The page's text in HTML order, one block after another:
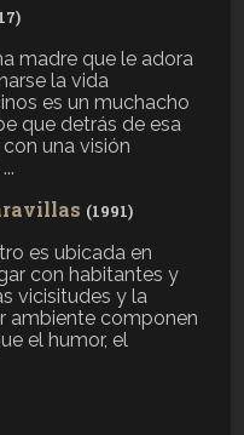
madre que le adora
la vida
es un muchacho
que detrás de esa
una visión
(1991)
es ubicada en
con habitantes y
vicisitudes y la
ambiente componen
el humor, el